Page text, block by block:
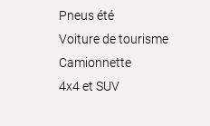
Pneus été
Voiture de tourisme
Camionnette
4x4 et SUV